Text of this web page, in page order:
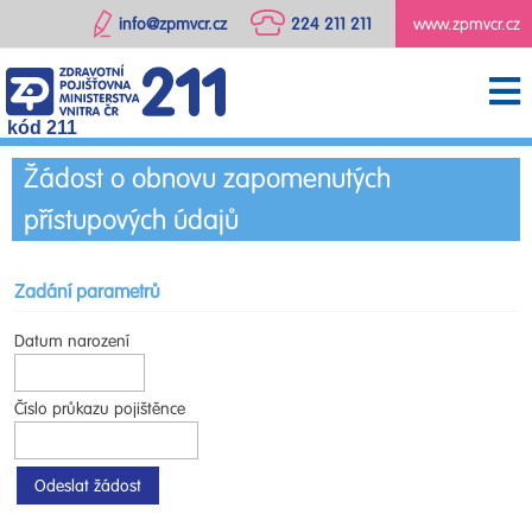
www.zpmvcr.cz
224 211 211
info@zpmvcr.cz
kód 211
Žádost o obnovu zapomenutých
přístupových údajů
Zadání parametrů
Datum narození
Číslo průkazu pojištěnce